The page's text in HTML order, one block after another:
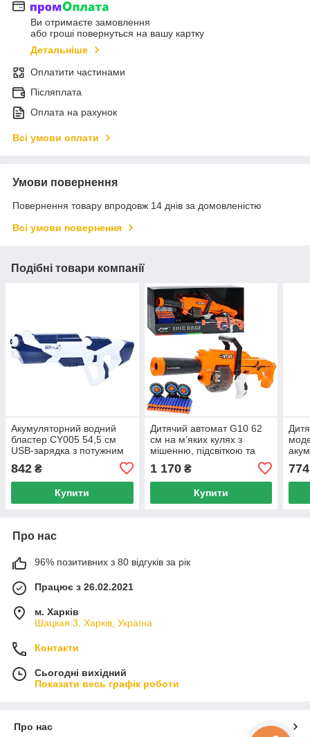
Ви отримаєте замовлення
або гроші повернуться на вашу картку
Детальніше
Оплатити частинами
Післяплата
Оплата на рахунок
Всі умови оплати
Умови повернення
Повернення товару впродовж 14 днів за домовленістю
Всі умови повернення
Подібні товари компанії
Акумуляторний водний
бластер CY005 54,5 см
USB-зарядка з потужним
842 ₴
Купити
Дитячий автомат G10 62
см на м’яких кулях з
мішенню, підсвіткою та
1 170₴
Купити
774
Про нас
96% позитивних з 80 відгуків за рік
Працює з 26.02.2021
м. Харків
Шацкая 3, Харків, Україна
Контакти
Сьогодні вихідний
Показати весь графік роботи
Про нас